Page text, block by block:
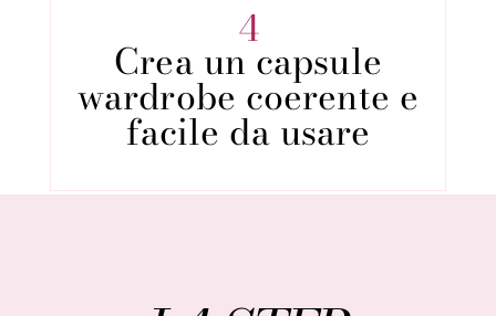
4
Crea un capsule
wardrobe coerente e
facile da usare